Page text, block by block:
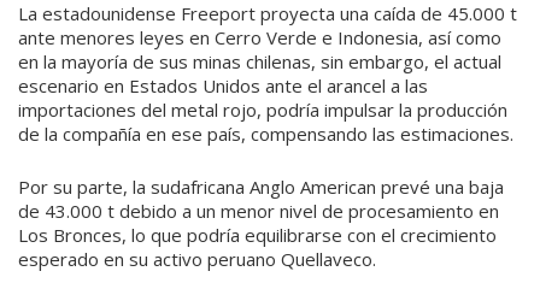
La estadounidense Freeport proyecta una caída de 45.000 t
ante menores leyes en Cerro Verde e Indonesia, así como
en la mayoría de sus minas chilenas, sin embargo, el actual
escenario en Estados Unidos ante el arancel a las
importaciones del metal rojo, podría impulsar la producción
de la compañía en ese país, compensando las estimaciones.
Por su parte, la sudafricana Anglo American prevé una baja
de 43.000 t debido a un menor nivel de procesamiento en
Los Bronces, lo que podría equilibrarse con el crecimiento
esperado en su activo peruano Quellaveco.